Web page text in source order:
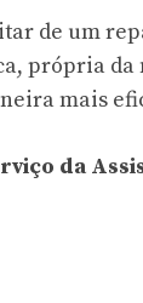
de um
própria
mais
da